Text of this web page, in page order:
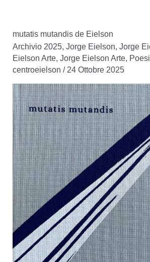
mutatis mutandis de Eielson
Archivio 2025, Jorge Eielson, Jorge
Eielson Arte, Jorge Eielson Arte,
centroeielson / 24 Ottobre 2025